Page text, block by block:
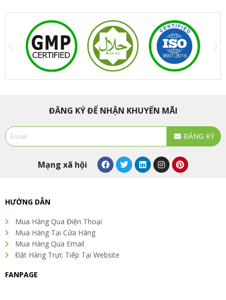
ĐĂNG KÝ ĐỂ NHẬN KHUYẾN MÃI
Email
ĐĂNG KÝ
Mạng xã hội F
a
c
T
w
i
L
i
n
I
n
s
P
i
n
HƯỚNG DẪN
Mua Hàng Qua Điện Thoại
Mua Hàng Tại Cửa Hàng
Mua Hàng Qua Email
Đặt Hàng Trực Tiếp Tại Website
FANPAGE